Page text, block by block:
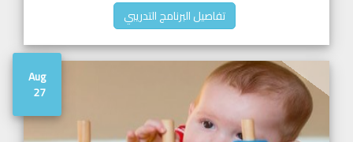
تفاصيل البرنامج التدريبي
Aug
27